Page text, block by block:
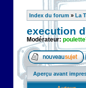
Index du forum » La
execution
Modérateur:
Aperçu avant